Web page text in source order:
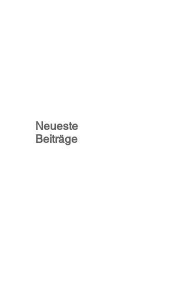
Neueste
Beiträge